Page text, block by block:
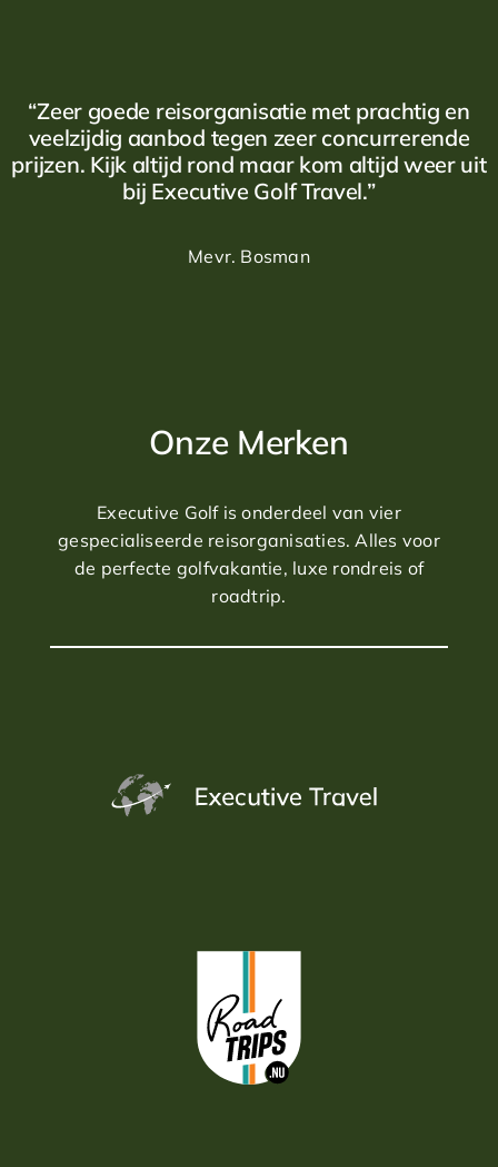
“Zeer goede reisorganisatie met prachtig en
veelzijdig aanbod tegen zeer concurrerende
prijzen. Kijk altijd rond maar kom altijd weer uit
bij Executive Golf Travel.”
Mevr. Bosman
Onze Merken
Executive Golf is onderdeel van vier
gespecialiseerde reisorganisaties. Alles voor
de perfecte golfvakantie, luxe rondreis of
roadtrip.